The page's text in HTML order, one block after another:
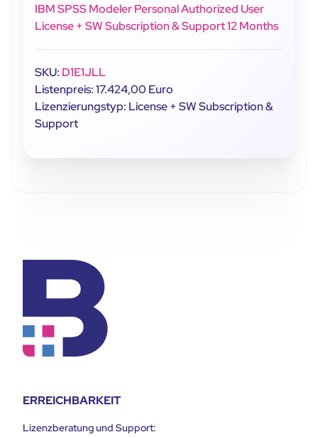
IBM SPSS Modeler Personal Authorized User
License + SW Subscription & Support 12 Months
SKU: D1E1JLL
Listenpreis: 17.424,00 Euro
Lizenzierungstyp: License + SW Subscription &
Support
ERREICHBARKEIT
Lizenzberatung und Support: